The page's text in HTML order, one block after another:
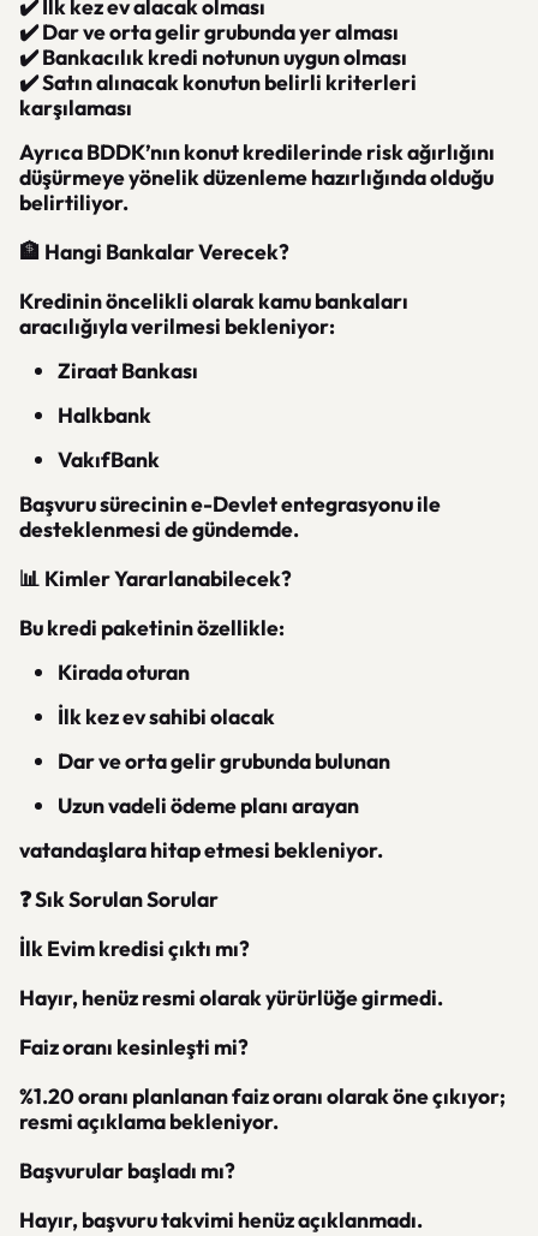
✔️ İlk kez ev alacak olması
✔️ Dar ve orta gelir grubunda yer alması
✔️ Bankacılık kredi notunun uygun olması
✔️ Satın alınacak konutun belirli kriterleri
karşılaması
Ayrıca BDDK’nın konut kredilerinde risk ağırlığını
düşürmeye yönelik düzenleme hazırlığında olduğu
belirtiliyor.
🏦 Hangi Bankalar Verecek?
Kredinin öncelikli olarak kamu bankaları
aracılığıyla verilmesi bekleniyor:
Ziraat Bankası
Halkbank
VakıfBank
Başvuru sürecinin e-Devlet entegrasyonu ile
desteklenmesi de gündemde.
📊 Kimler Yararlanabilecek?
Bu kredi paketinin özellikle:
Kirada oturan
İlk kez ev sahibi olacak
Dar ve orta gelir grubunda bulunan
Uzun vadeli ödeme planı arayan
vatandaşlara hitap etmesi bekleniyor.
❓ Sık Sorulan Sorular
İlk Evim kredisi çıktı mı?
Hayır, henüz resmi olarak yürürlüğe girmedi.
Faiz oranı kesinleşti mi?
%1.20 oranı planlanan faiz oranı olarak öne çıkıyor;
resmi açıklama bekleniyor.
Başvurular başladı mı?
Hayır, başvuru takvimi henüz açıklanmadı.